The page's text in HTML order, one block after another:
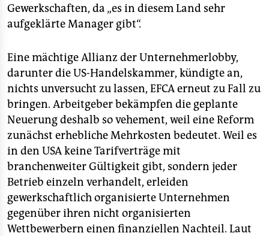
Gewerkschaften, da „es in diesem Land sehr
aufgeklärte Manager gibt“.
Eine mächtige Allianz der Unternehmerlobby,
darunter die US-Handelskammer, kündigte an,
nichts unversucht zu lassen, EFCA erneut zu Fall zu
bringen. Arbeitgeber bekämpfen die geplante
Neuerung deshalb so vehement, weil eine Reform
zunächst erhebliche Mehrkosten bedeutet. Weil es
in den USA keine Tarifverträge mit
branchenweiter Gültigkeit gibt, sondern jeder
Betrieb einzeln verhandelt, erleiden
gewerkschaftlich organisierte Unternehmen
gegenüber ihren nicht organisierten
Wettbewerbern einen finanziellen Nachteil. Laut